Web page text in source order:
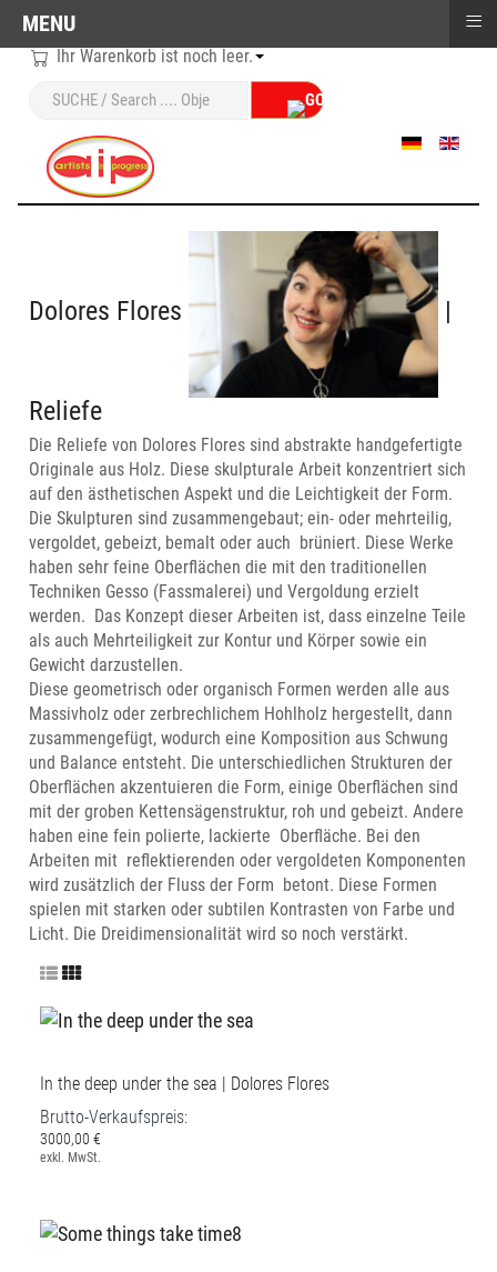
Ihr Warenkorb ist noch leer.
Sprache auswählen
Dolores Flores |
Reliefe
Die Reliefe von Dolores Flores sind abstrakte handgefertigte
Originale aus Holz. Diese skulpturale Arbeit konzentriert sich
auf den ästhetischen Aspekt und die Leichtigkeit der Form.
Die Skulpturen sind zusammengebaut; ein- oder mehrteilig,
vergoldet, gebeizt, bemalt oder auch brüniert. Diese Werke
haben sehr feine Oberflächen die mit den traditionellen
Techniken Gesso (Fassmalerei) und Vergoldung erzielt
werden. Das Konzept dieser Arbeiten ist, dass einzelne Teile
als auch Mehrteiligkeit zur Kontur und Körper sowie ein
Gewicht darzustellen.
Diese geometrisch oder organisch Formen werden alle aus
Massivholz oder zerbrechlichem Hohlholz hergestellt, dann
zusammengefügt, wodurch eine Komposition aus Schwung
und Balance entsteht. Die unterschiedlichen Strukturen der
Oberflächen akzentuieren die Form, einige Oberflächen sind
mit der groben Kettensägenstruktur, roh und gebeizt. Andere
haben eine fein polierte, lackierte Oberfläche. Bei den
Arbeiten mit reflektierenden oder vergoldeten Komponenten
wird zusätzlich der Fluss der Form betont. Diese Formen
spielen mit starken oder subtilen Kontrasten von Farbe und
Licht. Die Dreidimensionalität wird so noch verstärkt.
In the deep under the sea | Dolores Flores
Brutto-Verkaufspreis:
3000,00 €
exkl. MwSt.
MENU ≡